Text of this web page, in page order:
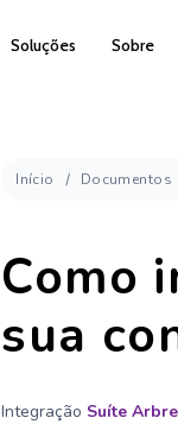
Soluções Sobre
Início Documentos
Como
sua
Integração Suíte